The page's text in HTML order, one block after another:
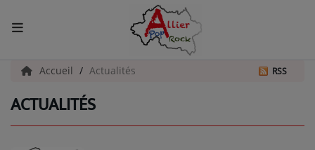
ACCUEIL
Actualités
Accueil Actualités RSS
ACTUALITÉS